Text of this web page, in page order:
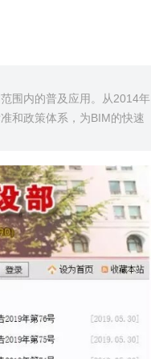
围内的普及应用。从2014年
和政策体系，为BIM的快速